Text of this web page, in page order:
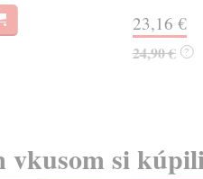
23,16 €
24,90 € ?
vkusom si